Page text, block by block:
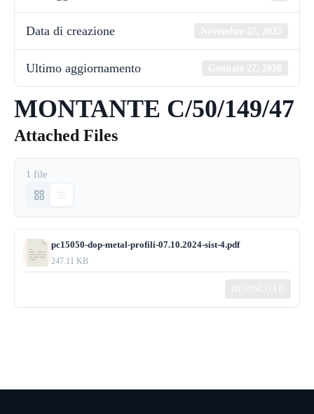
Data di creazione
Ultimo aggiornamento
MONTANTE C/50/149/47
Attached Files
1 file
pc15050-dop-metal-profili-07.10.2024-sist-4.pdf
247.11 KB